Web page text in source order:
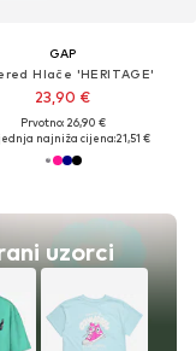
uzorci
GAP
Hlače 'HERITAGE'
23,90 €
Prvotno: 26,90 €
najniža cijena:21,51 €